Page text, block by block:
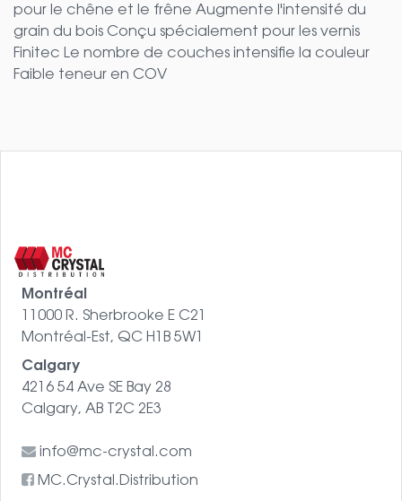
pour le chêne et le frêne Augmente l'intensité du
grain du bois Conçu spécialement pour les vernis
Finitec Le nombre de couches intensifie la couleur
Faible teneur en COV
Montréal
11000 R. Sherbrooke E C21
Montréal-Est, QC H1B 5W1
Calgary
4216 54 Ave SE Bay 28
Calgary, AB T2C 2E3
info@mc-crystal.com
MC.Crystal.Distribution